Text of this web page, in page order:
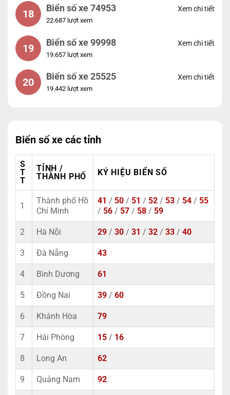
18 Biển số xe 74953
22.687 lượt xem
Xem chi tiết
19 Biển số xe 99998
19.657 lượt xem
Xem chi tiết
20 Biển số xe 25525
19.442 lượt xem
Xem chi tiết
Biển số xe các tỉnh
S
T
T
TỈNH /
THÀNH PHỐ
KÝ HIỆU BIỂN SỐ
1
Thành phố Hồ
Chí Minh
41 / 50 / 51 / 52 / 53 / 54 / 55
/ 56 / 57 / 58 / 59
2 Hà Nội 29 / 30 / 31 / 32 / 33 / 40
3 Đà Nẵng 43
4 Bình Dương 61
5 Đồng Nai 39 / 60
6 Khánh Hòa 79
7 Hải Phòng 15 / 16
8 Long An 62
9 Quảng Nam 92